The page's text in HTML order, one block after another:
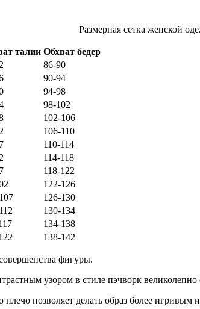
Размерная сетка женской
талии Обхват бедер
86-90
90-94
94-98
98-102
102-106
106-110
110-114
114-118
118-122
122-126
126-130
130-134
134-138
138-142
фигуры.
узором в стиле пэчворк
позволяет делать образ более игривым